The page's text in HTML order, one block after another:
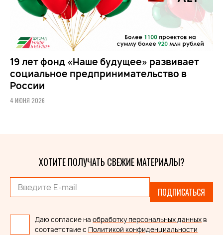
19 лет фонд «Наше будущее» развивает
социальное предпринимательство в
России
4 ИЮНЯ 2026
ХОТИТЕ ПОЛУЧАТЬ СВЕЖИЕ МАТЕРИАЛЫ?
ПОДПИСАТЬСЯ
Даю согласие на обработку персональных данных в
соответствие с Политикой конфиденциальности